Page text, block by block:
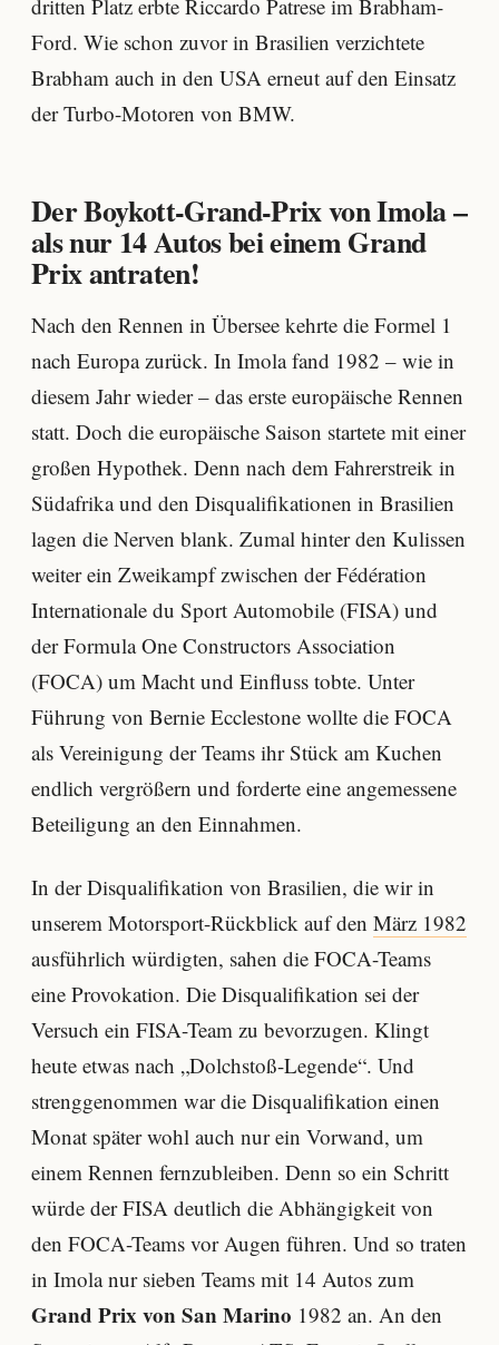
dritten Platz erbte Riccardo Patrese im Brabham-
Ford. Wie schon zuvor in Brasilien verzichtete
Brabham auch in den USA erneut auf den Einsatz
der Turbo-Motoren von BMW.
Der Boykott-Grand-Prix von Imola –
als nur 14 Autos bei einem Grand
Prix antraten!
Nach den Rennen in Übersee kehrte die Formel 1
nach Europa zurück. In Imola fand 1982 – wie in
diesem Jahr wieder – das erste europäische Rennen
statt. Doch die europäische Saison startete mit einer
großen Hypothek. Denn nach dem Fahrerstreik in
Südafrika und den Disqualifikationen in Brasilien
lagen die Nerven blank. Zumal hinter den Kulissen
weiter ein Zweikampf zwischen der Fédération
Internationale du Sport Automobile (FISA) und
der Formula One Constructors Association
(FOCA) um Macht und Einfluss tobte. Unter
Führung von Bernie Ecclestone wollte die FOCA
als Vereinigung der Teams ihr Stück am Kuchen
endlich vergrößern und forderte eine angemessene
Beteiligung an den Einnahmen.
In der Disqualifikation von Brasilien, die wir in
unserem Motorsport-Rückblick auf den März 1982
ausführlich würdigten, sahen die FOCA-Teams
eine Provokation. Die Disqualifikation sei der
Versuch ein FISA-Team zu bevorzugen. Klingt
heute etwas nach „Dolchstoß-Legende“. Und
strenggenommen war die Disqualifikation einen
Monat später wohl auch nur ein Vorwand, um
einem Rennen fernzubleiben. Denn so ein Schritt
würde der FISA deutlich die Abhängigkeit von
den FOCA-Teams vor Augen führen. Und so traten
in Imola nur sieben Teams mit 14 Autos zum
Grand Prix von San Marino 1982 an. An den